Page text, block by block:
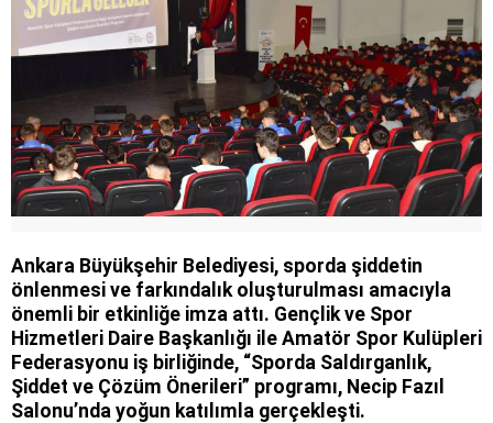
Ankara Büyükşehir Belediyesi, sporda şiddetin
önlenmesi ve farkındalık oluşturulması amacıyla
önemli bir etkinliğe imza attı. Gençlik ve Spor
Hizmetleri Daire Başkanlığı ile Amatör Spor Kulüpleri
Federasyonu iş birliğinde, “Sporda Saldırganlık,
Şiddet ve Çözüm Önerileri” programı, Necip Fazıl
Salonu’nda yoğun katılımla gerçekleşti.